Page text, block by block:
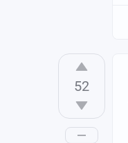
52